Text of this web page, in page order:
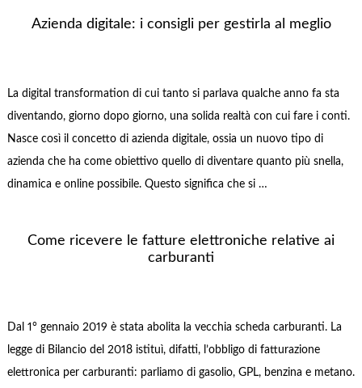
Azienda digitale: i consigli per gestirla al meglio
La digital transformation di cui tanto si parlava qualche anno fa sta
diventando, giorno dopo giorno, una solida realtà con cui fare i conti.
Nasce così il concetto di azienda digitale, ossia un nuovo tipo di
azienda che ha come obiettivo quello di diventare quanto più snella,
dinamica e online possibile. Questo significa che si …
Come ricevere le fatture elettroniche relative ai
carburanti
Dal 1° gennaio 2019 è stata abolita la vecchia scheda carburanti. La
legge di Bilancio del 2018 istituì, difatti, l’obbligo di fatturazione
elettronica per carburanti: parliamo di gasolio, GPL, benzina e metano.